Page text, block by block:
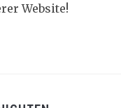
Website!